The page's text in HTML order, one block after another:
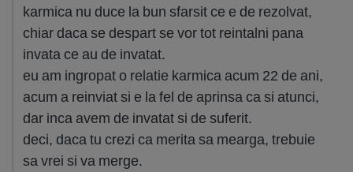
karmica nu duce la bun sfarsit ce e de rezolvat,
chiar daca se despart se vor tot reintalni pana
invata ce au de invatat.
eu am ingropat o relatie karmica acum 22 de ani,
acum a reinviat si e la fel de aprinsa ca si atunci,
dar inca avem de invatat si de suferit.
deci, daca tu crezi ca merita sa mearga, trebuie
sa vrei si va merge.